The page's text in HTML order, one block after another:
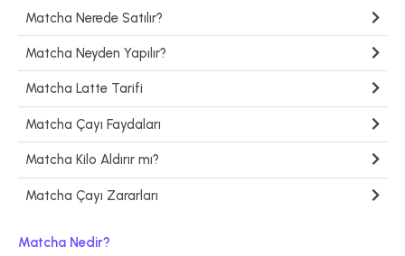
Matcha Nerede Satılır?
Matcha Neyden Yapılır?
Matcha Latte Tarifi
Matcha Çayı Faydaları
Matcha Kilo Aldırır mı?
Matcha Çayı Zararları
Matcha Nedir?